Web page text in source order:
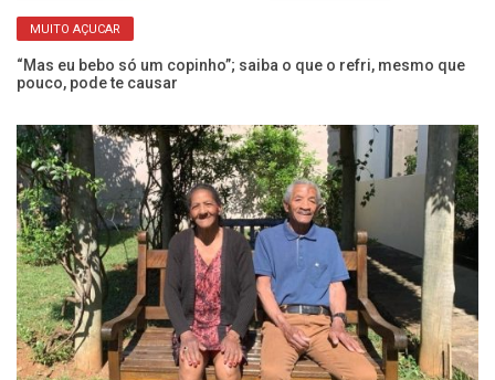
MUITO AÇUCAR
“Mas eu bebo só um copinho”; saiba o que o refri, mesmo que
pouco, pode te causar